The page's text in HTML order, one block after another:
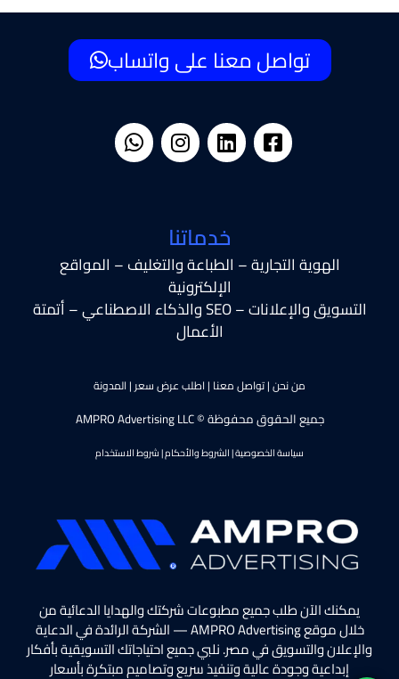
تواصل معنا على واتساب
خدماتنا
الهوية التجارية – الطباعة والتغليف – المواقع
الإلكترونية
التسويق والإعلانات – SEO والذكاء الاصطناعي – أتمتة
الأعمال
من نحن|تواصل معنا | اطلب عرض سعر| المدونة
جميع الحقوق محفوظة © AMPRO Advertising LLC
سياسة الخصوصية|الشروط والأحكام|شروط الاستخدام
يمكنك الآن طلب جميع مطبوعات شركتك والهدايا الدعائية من
خلال موقع AMPRO Advertising — الشركة الرائدة في الدعاية
والإعلان والتسويق في مصر. نلبي جميع احتياجاتك التسويقية بأفكار
إبداعية وجودة عالية وتنفيذ سريع وتصاميم مبتكرة بأسعار